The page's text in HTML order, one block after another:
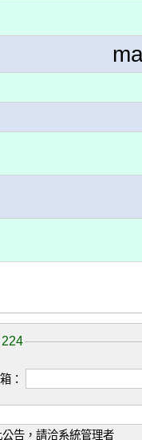
：
告，請洽系統管理者